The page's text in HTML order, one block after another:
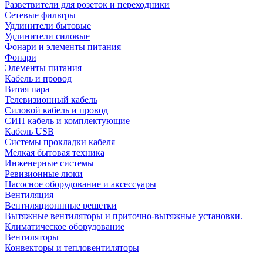
Разветвители для розеток и переходники
Сетевые фильтры
Удлинители бытовые
Удлинители силовые
Фонари и элементы питания
Фонари
Элементы питания
Кабель и провод
Витая пара
Телевизионный кабель
Силовой кабель и провод
СИП кабель и комплектующие
Кабель USB
Системы прокладки кабеля
Мелкая бытовая техника
Инженерные системы
Ревизионные люки
Насосное оборудование и аксессуары
Вентиляция
Вентиляционнные решетки
Вытяжные вентиляторы и приточно-вытяжные установки.
Климатическое оборудование
Вентиляторы
Конвекторы и тепловентиляторы